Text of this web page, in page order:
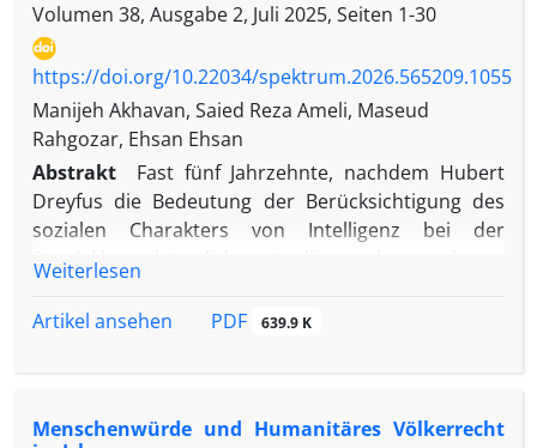
Volumen 38, Ausgabe 2, Juli 2025, Seiten 1-30
https://doi.org/10.22034/spektrum.2026.565209.1055
Manijeh Akhavan, Saied Reza Ameli, Maseud
Rahgozar, Ehsan Ehsan
Abstrakt
Fast fünf Jahrzehnte, nachdem Hubert
Dreyfus die Bedeutung der Berücksichtigung des
sozialen Charakters von Intelligenz bei der
Entwicklung künstlicher Intelligenz betont hatte,
innerhalb der Nachrichtenmedien, haben sich
als die entsprechenden theoretischen
Bedeutungsbildung innerhalb einer sozialen
Weiterlesen
Artikel ansehen
PDF 639.9 K
Menschenwürde und Humanitäres Völkerrecht